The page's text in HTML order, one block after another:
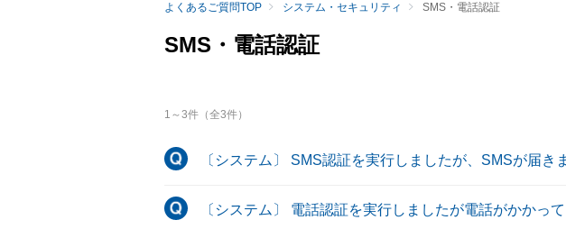
よくあるご質問TOP システム・セキュリティ SMS・電話認証
SMS・電話認証
1 ～3件（全3件）
〔システム〕 SMS認証を実行しましたが、SMSが届き
〔システム〕 電話認証を実行しましたが電話がかかって